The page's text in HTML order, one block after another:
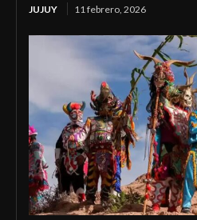
JUJUY 11 febrero, 2026